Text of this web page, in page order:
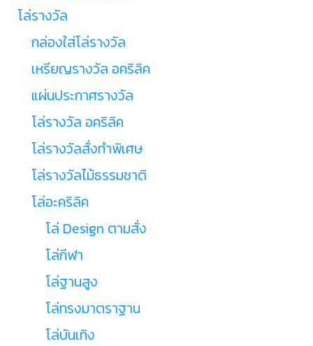
โล่รางวัล
กล่องใส่โล่รางวัล
เหรียญรางวัล อคริลิค
แผ่นประกาศรางวัล
โล่รางวัล อคริลิค
โล่รางวัลสั่งทำพิเศษ
โล่รางวัลไม้ธรรมชาติ
โล่อะคริลิค
โล่ Design ตามสั่ง
โล่กีฬา
โล่ฐานสูง
โล่ทรงมาตราฐาน
โล่บันเทิง